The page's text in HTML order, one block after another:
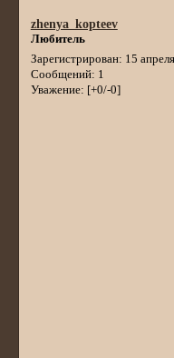
zhenya_kopteev
Любитель
Зарегистрирован: 15
Сообщений: 1
Уважение: [+0/-0]